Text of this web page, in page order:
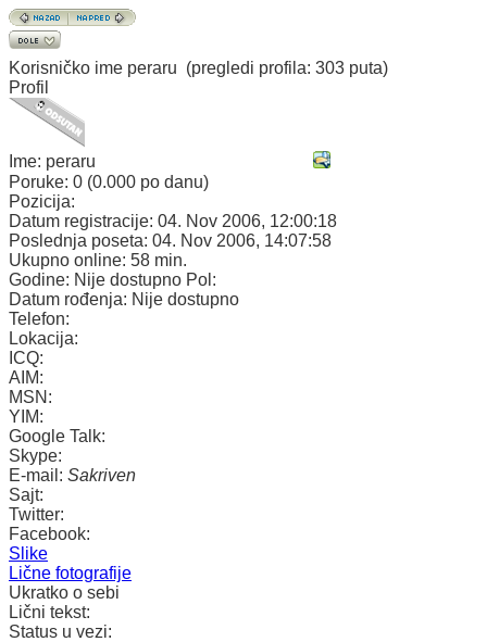
Korisničko ime peraru (pregledi profila: 303 puta)
Profil
Ime: peraru
Poruke: 0 (0.000 po danu)
Pozicija:
Datum registracije: 04. Nov 2006, 12:00:18
Poslednja poseta: 04. Nov 2006, 14:07:58
Ukupno online: 58 min.
Godine: Nije dostupno Pol:
Datum rođenja: Nije dostupno
Telefon:
Lokacija:
ICQ:
AIM:
MSN:
YIM:
Google Talk:
Skype:
E-mail: Sakriven
Sajt:
Twitter:
Facebook:
Slike
Lične fotografije
Ukratko o sebi
Lični tekst:
Status u vezi: